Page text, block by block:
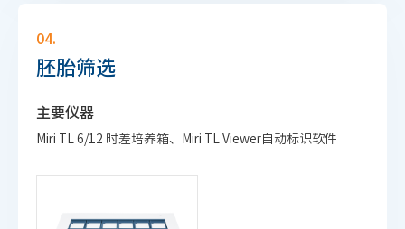
04.
胚胎筛选
主要仪器
Miri TL 6/12 时差培养箱、Miri TL Viewer自动标识软件